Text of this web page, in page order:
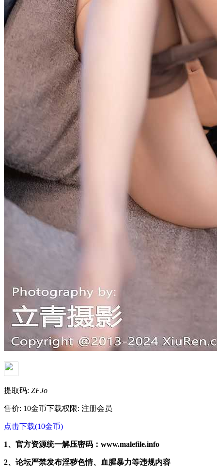
提取码: ZFJo
售价: 10金币下载权限: 注册会员
点击下载(10金币)
1、官方资源统一解压密码：www.malefile.info
2、论坛严禁发布淫秽色情、血腥暴力等违规内容